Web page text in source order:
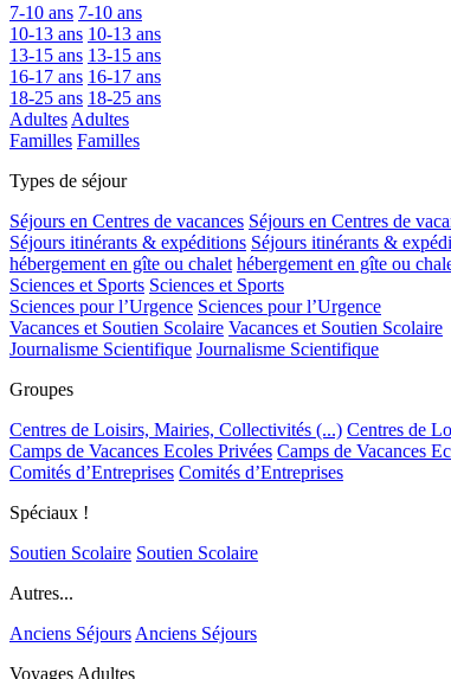
7-10 ans 7-10 ans
10-13 ans 10-13 ans
13-15 ans 13-15 ans
16-17 ans 16-17 ans
18-25 ans 18-25 ans
Adultes Adultes
Familles Familles
Types de séjour
Séjours en Centres de vacances Séjours en Centres de
Séjours itinérants & expéditions Séjours itinérants &
hébergement en gîte ou chalet hébergement en gîte ou
Sciences et Sports Sciences et Sports
Sciences pour l’Urgence Sciences pour l’Urgence
Vacances et Soutien Scolaire Vacances et Soutien Scolaire
Journalisme Scientifique Journalisme Scientifique
Groupes
Centres de Loisirs, Mairies, Collectivités (...) Centres de
Camps de Vacances Ecoles Privées Camps de Vacances
Comités d’Entreprises Comités d’Entreprises
Spéciaux !
Soutien Scolaire Soutien Scolaire
Autres...
Anciens Séjours Anciens Séjours
Voyages Adultes